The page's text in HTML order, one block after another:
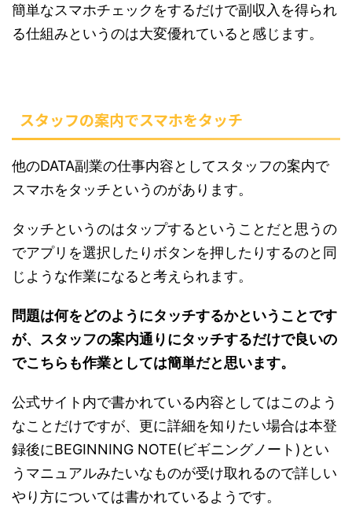
簡単なスマホチェックをするだけで副収入を得られ
る仕組みというのは大変優れていると感じます。
スタッフの案内でスマホをタッチ
他のDATA副業の仕事内容としてスタッフの案内で
スマホをタッチというのがあります。
タッチというのはタップするということだと思うの
でアプリを選択したりボタンを押したりするのと同
じような作業になると考えられます。
問題は何をどのようにタッチするかということです
が、スタッフの案内通りにタッチするだけで良いの
でこちらも作業としては簡単だと思います。
公式サイト内で書かれている内容としてはこのよう
なことだけですが、更に詳細を知りたい場合は本登
録後にBEGINNING NOTE(ビギニングノート)とい
うマニュアルみたいなものが受け取れるので詳しい
やり方については書かれているようです。